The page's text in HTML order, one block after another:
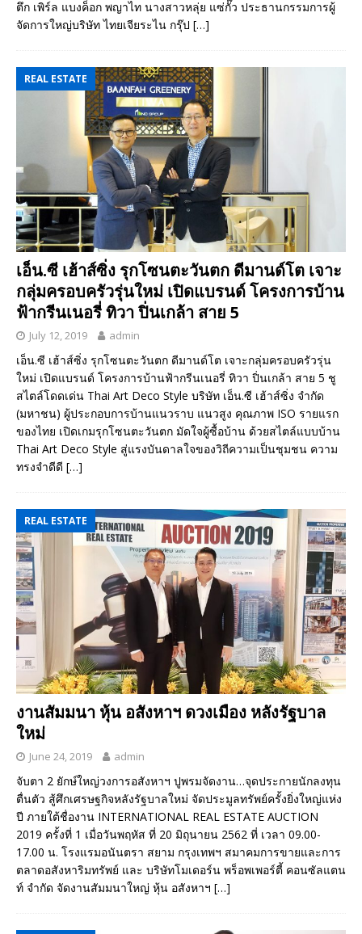
ตึก เพิร์ล แบงค็อก พญาไท นางสาวหลุ่ย แซ่กั๊ว ประธานกรรมการผู้
จัดการใหญ่บริษัท ไทยเจียระไน กรุ๊ป […]
REAL ESTATE
เอ็น.ซี เฮ้าส์ซิ่ง รุกโซนตะวันตก ดีมานด์โต เจาะ
กลุ่มครอบครัวรุ่นใหม่ เปิดแบรนด์ โครงการบ้าน
ฟ้ากรีนเนอรี่ ทิวา ปิ่นเกล้า สาย 5
July 12, 2019 admin
เอ็น.ซี เฮ้าส์ซิ่ง รุกโซนตะวันตก ดีมานด์โต เจาะกลุ่มครอบครัวรุ่น
ใหม่ เปิดแบรนด์ โครงการบ้านฟ้ากรีนเนอรี่ ทิวา ปิ่นเกล้า สาย 5 ชู
สไตล์โดดเด่น Thai Art Deco Style บริษัท เอ็น.ซี เฮ้าส์ซิ่ง จำกัด
(มหาชน) ผู้ประกอบการบ้านแนวราบ แนวสูง คุณภาพ ISO รายแรก
ของไทย เปิดเกมรุกโซนตะวันตก มัดใจผู้ซื้อบ้าน ด้วยสไตล์แบบบ้าน
Thai Art Deco Style สู่แรงบันดาลใจของวิถีความเป็นชุมชน ความ
ทรงจำดีดี […]
REAL ESTATE
งานสัมมนา หุ้น อสังหาฯ ดวงเมือง หลังรัฐบาล
ใหม่
June 24, 2019 admin
จับตา 2 ยักษ์ใหญ่วงการอสังหาฯ ปูพรมจัดงาน…จุดประกายนักลงทุน
ตื่นตัว สู้ศึกเศรษฐกิจหลังรัฐบาลใหม่ จัดประมูลทรัพย์ครั้งยิ่งใหญ่แห่ง
ปี ภายใต้ชื่องาน INTERNATIONAL REAL ESTATE AUCTION
2019 ครั้งที่ 1 เมื่อวันพฤหัส ที่ 20 มิถุนายน 2562 ที่ เวลา 09.00-
17.00 น. โรงแรมอนันตรา สยาม กรุงเทพฯ สมาคมการขายและการ
ตลาดอสังหาริมทรัพย์ และ บริษัทโมเดอร์น พร็อพเพอร์ตี้ คอนซัลแตน
ท์ จำกัด จัดงานสัมมนาใหญ่ หุ้น อสังหาฯ […]